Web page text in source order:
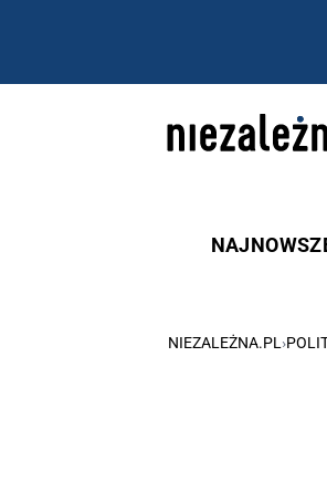
NIEZALEŻNA.PL ›